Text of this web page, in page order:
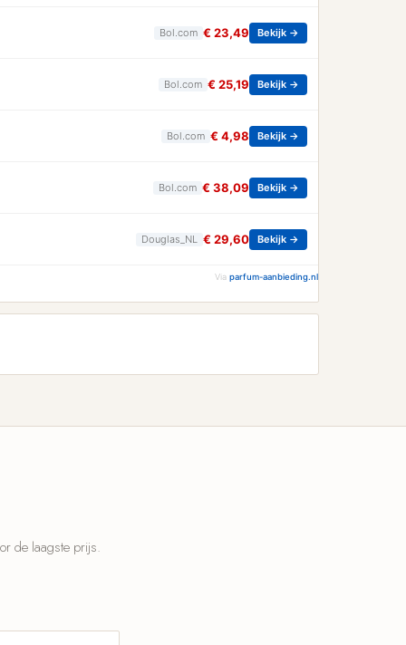
Bol.com € 23,49 Bekijk →
Bol.com € 25,19 Bekijk →
Bol.com € 4,98 Bekijk →
Bol.com € 38,09 Bekijk →
Douglas_NL € 29,60 Bekijk →
Via parfum-aanbieding.nl
de laagste prijs.